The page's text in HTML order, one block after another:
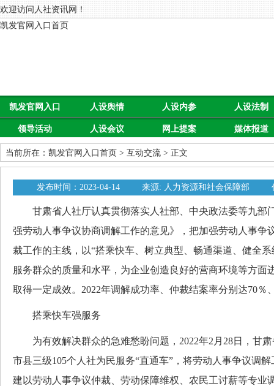
欢迎访问人社资讯网！
凯发官网入口首页
凯发官网入口
首页
人设舆情 人设内参 人设法制
领导活动 人设会议 网上提案 媒体报道
当前所在： 凯发官网入口首页 > 互动交流 > 正文
发布时间：2023-04-14 来源: 人力资源和社会保障部
甘肃省人社厅认真贯彻落实人社部、中央政法委等九部
强劳动人事争议协商调解工作的意见》，把加强劳动人事争
裁工作的主线，以“搭乘快车、树立典型、畅通渠道、健全
服务群众的质量和水平，为企业创造良好的营商环境等方面
取得一定成效。2022年调解成功率、仲裁结案率分别达70％
搭乘快车强服务
为有效解决群众的急难愁盼问题，2022年2月28日，甘肃
市县三级105个人社为民服务“直通车”，将劳动人事争议调
建以劳动人事争议仲裁、劳动保障维权、农民工讨薪等专业